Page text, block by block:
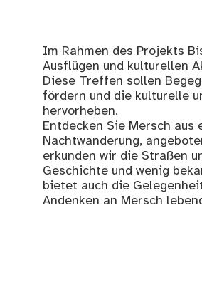
Im Rahmen des Projekts
Ausflügen und kulturellen
Diese Treffen sollen
fördern und die kulturelle
hervorheben.
Entdecken Sie Mersch
Nachtwanderung,
erkunden wir die Straßen
Geschichte und wenig
bietet auch die
Andenken an Mersch